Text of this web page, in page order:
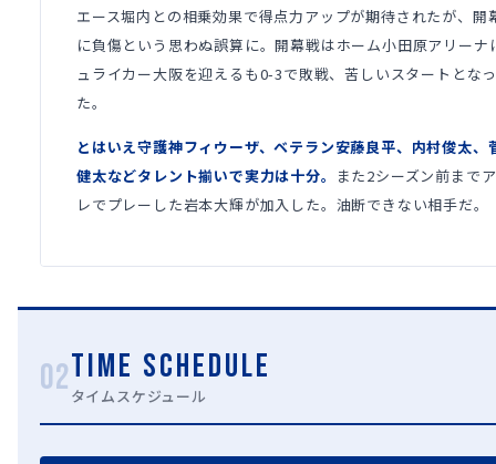
エース堀内との相乗効果で得点力アップが期待されたが、開
に負傷という思わぬ誤算に。開幕戦はホーム小田原アリーナ
ュライカー大阪を迎えるも0-3で敗戦、苦しいスタートとな
た。
とはいえ守護神フィウーザ、ベテラン安藤良平、内村俊太、
健太などタレント揃いで実力は十分。
また2シーズン前まで
レでプレーした岩本大輝が加入した。油断できない相手だ。
02TIME SCHEDULE
タイムスケジュール